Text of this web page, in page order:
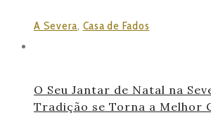
A Severa, Casa de Fados
O Seu Jantar de Natal na
Tradição se Torna a Melhor